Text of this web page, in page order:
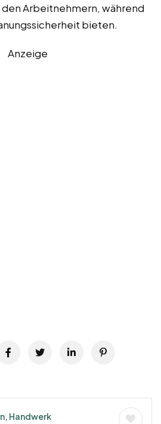
Arbeitnehmern, während
bieten.
Anzeige
Handwerk